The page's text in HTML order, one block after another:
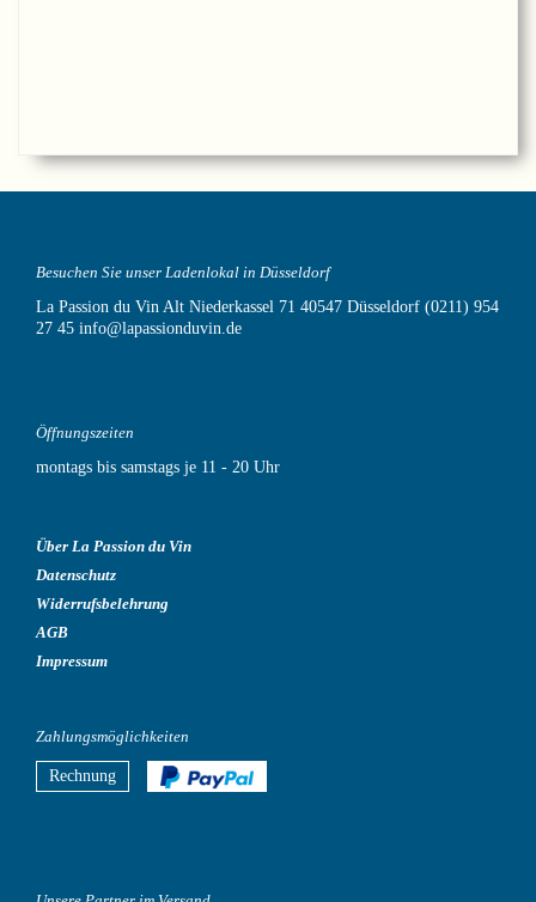
Besuchen Sie unser Ladenlokal in Düsseldorf
La Passion du Vin Alt Niederkassel 71 40547 Düsseldorf (0211) 954
27 45 info@lapassionduvin.de
Öffnungszeiten
montags bis samstags je 11 - 20 Uhr
Über La Passion du Vin
Datenschutz
Widerrufsbelehrung
AGB
Impressum
Zahlungsmöglichkeiten
Rechnung